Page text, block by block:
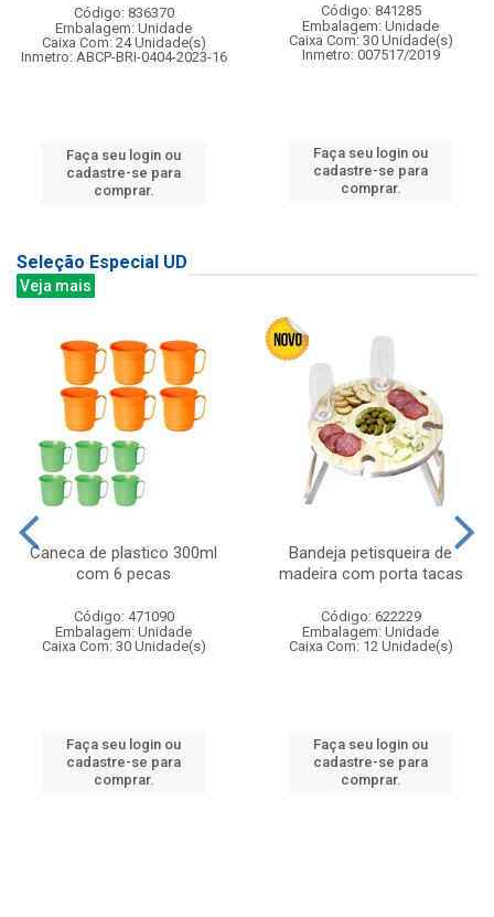
Código: 836370
Embalagem: Unidade
Caixa Com: 24 Unidade(s)
Inmetro: ABCP-BRI-0404-2023-16
Faça seu login ou
cadastre-se para
comprar.
Código: 841285
Embalagem: Unidade
Caixa Com: 30 Unidade(s)
Inmetro: 007517/2019
Faça seu login ou
cadastre-se para
comprar.
Seleção Especial UD
Veja mais
Caneca de plastico 300ml
com 6 pecas
Código: 471090
Embalagem: Unidade
Caixa Com: 30 Unidade(s)
Faça seu login ou
cadastre-se para
comprar.
Bandeja petisqueira de
madeira com porta tacas
Código: 622229
Embalagem: Unidade
Caixa Com: 12 Unidade(s)
Faça seu login ou
cadastre-se para
comprar.